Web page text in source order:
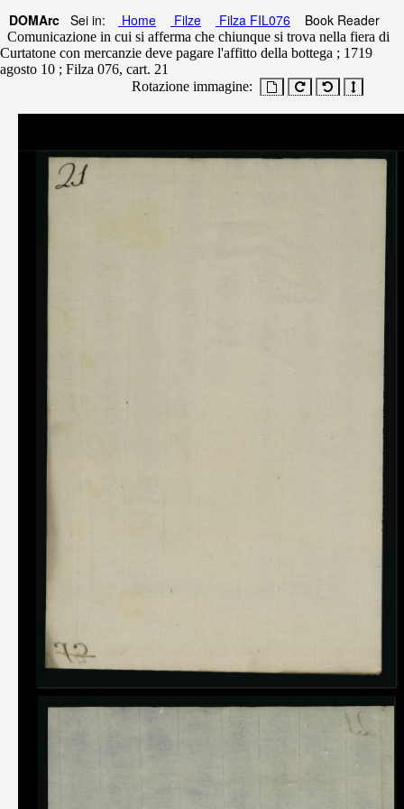
DOMArc Sei in: Home Filze Filza FIL076 Book Reader
Comunicazione in cui si afferma che chiunque si trova nella fiera di
Curtatone con mercanzie deve pagare l'affitto della bottega ; 1719
agosto 10 ; Filza 076, cart. 21
Rotazione immagine: